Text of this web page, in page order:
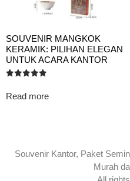
SOUVENIR MANGKOK
KERAMIK: PILIHAN ELEGAN
UNTUK ACARA KANTOR
5.00
out of 5
Read more
Souvenir Kantor, Paket
Murah